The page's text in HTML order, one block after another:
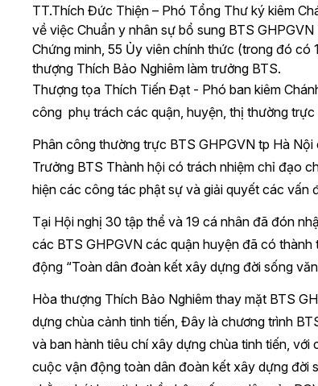
TT.Thích Đức Thiện – Phó Tổng Thư ký kiêm
về việc Chuẩn y nhân sự bổ sung BTS
Chứng minh, 55 Ủy viên chính thức (trong đó
thượng Thích Bảo Nghiêm làm trưởng BTS.
Thượng tọa Thích Tiến Đạt - Phó ban kiêm
công phụ trách các quận, huyện, thị thường
Phân công thường trực BTS GHPGVN tp Hà
Trưởng BTS Thành hội có trách nhiệm chỉ đạo
hiện các công tác phật sự và giải quyết các vấn
Tại Hội nghị 30 tập thể và 19 cá nhân đã đón
các BTS GHPGVN các quận huyện đã có
động “Toàn dân đoàn kết xây dựng đời sống
Hòa thượng Thích Bảo Nghiêm thay mặt BTS
dựng chùa cảnh tinh tiến, Đây là chương trình
và ban hành tiêu chí xây dựng chùa tinh tiến,
cuộc vận động toàn dân đoàn kết xây dựng đời